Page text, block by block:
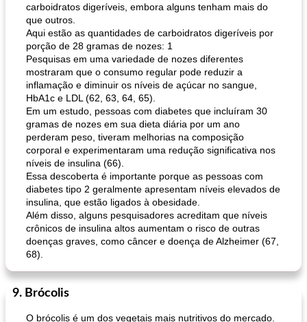
muffins de farelo de harriet sopa de lentilha líbia
carboidratos digeríveis, embora alguns tenham mais do
que outros.
Aqui estão as quantidades de carboidratos digeríveis por
porção de 28 gramas de nozes: 1
Pesquisas em uma variedade de nozes diferentes
mostraram que o consumo regular pode reduzir a
inflamação e diminuir os níveis de açúcar no sangue,
HbA1c e LDL (62, 63, 64, 65).
Em um estudo, pessoas com diabetes que incluíram 30
gramas de nozes em sua dieta diária por um ano
perderam peso, tiveram melhorias na composição
corporal e experimentaram uma redução significativa nos
níveis de insulina (66).
Essa descoberta é importante porque as pessoas com
diabetes tipo 2 geralmente apresentam níveis elevados de
insulina, que estão ligados à obesidade.
Além disso, alguns pesquisadores acreditam que níveis
crônicos de insulina altos aumentam o risco de outras
doenças graves, como câncer e doença de Alzheimer (67,
68).
9. Brócolis
O brócolis é um dos vegetais mais nutritivos do mercado.